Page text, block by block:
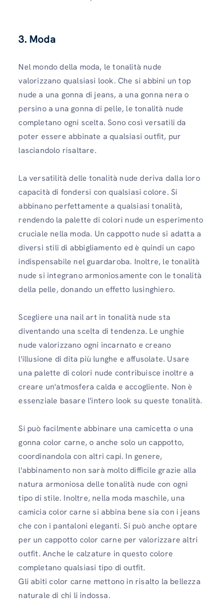
3. Moda
Nel mondo della moda, le tonalità nude
valorizzano qualsiasi look. Che si abbini un top
nude a una gonna di jeans, a una gonna nera o
persino a una gonna di pelle, le tonalità nude
completano ogni scelta. Sono così versatili da
poter essere abbinate a qualsiasi outfit, pur
lasciandolo risaltare.
La versatilità delle tonalità nude deriva dalla loro
capacità di fondersi con qualsiasi colore. Si
abbinano perfettamente a qualsiasi tonalità,
rendendo la palette di colori nude un esperimento
cruciale nella moda. Un cappotto nude si adatta a
diversi stili di abbigliamento ed è quindi un capo
indispensabile nel guardaroba. Inoltre, le tonalità
nude si integrano armoniosamente con le tonalità
della pelle, donando un effetto lusinghiero.
Scegliere una nail art in tonalità nude sta
diventando una scelta di tendenza. Le unghie
nude valorizzano ogni incarnato e creano
l'illusione di dita più lunghe e affusolate. Usare
una palette di colori nude contribuisce inoltre a
creare un'atmosfera calda e accogliente. Non è
essenziale basare l'intero look su queste tonalità.
Si può facilmente abbinare una camicetta o una
gonna color carne, o anche solo un cappotto,
coordinandola con altri capi. In genere,
l'abbinamento non sarà molto difficile grazie alla
natura armoniosa delle tonalità nude con ogni
tipo di stile. Inoltre, nella moda maschile, una
camicia color carne si abbina bene sia con i jeans
che con i pantaloni eleganti. Si può anche optare
per un cappotto color carne per valorizzare altri
outfit. Anche le calzature in questo colore
completano qualsiasi tipo di outfit.
Gli abiti color carne mettono in risalto la bellezza
naturale di chi li indossa.